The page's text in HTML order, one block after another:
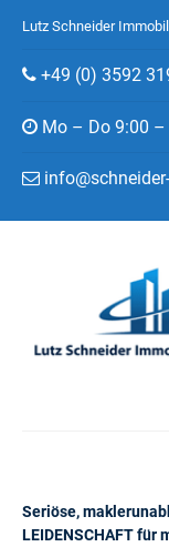
Lutz Schneider
+49 (0) 3592
Mo – Do 9:00 –
Seriöse,
LEIDENSCHAFT